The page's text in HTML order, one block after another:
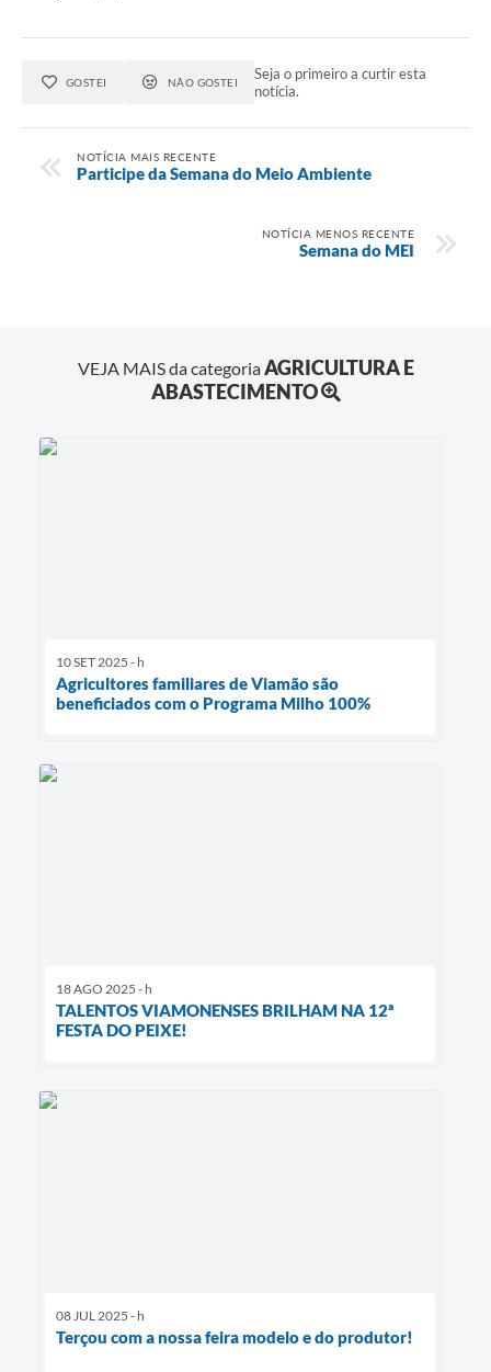
GOSTEI NÃO GOSTEI
Seja o primeiro a curtir esta
notícia.
NOTÍCIA MAIS RECENTE
Participe da Semana do Meio Ambiente
NOTÍCIA MENOS RECENTE
Semana do MEI
VEJA MAIS da categoriaAGRICULTURA E
ABASTECIMENTO
10 SET 2025 - h
Agricultores familiares de Viamão são
beneficiados com o Programa Milho 100%
18 AGO 2025 - h
TALENTOS VIAMONENSES BRILHAM NA 12ª
FESTA DO PEIXE!
08 JUL 2025 - h
Terçou com a nossa feira modelo e do produtor!